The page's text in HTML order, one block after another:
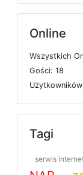
Online
Wszystkich O
Gości: 18
Użytkownikó
Tagi
serwis